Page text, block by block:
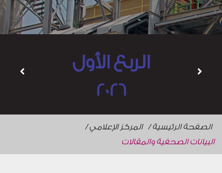
الربع الأول
2026
الصفحة الرئيسية
المركز الإعلامي
البيانات الصحفية والمقالات